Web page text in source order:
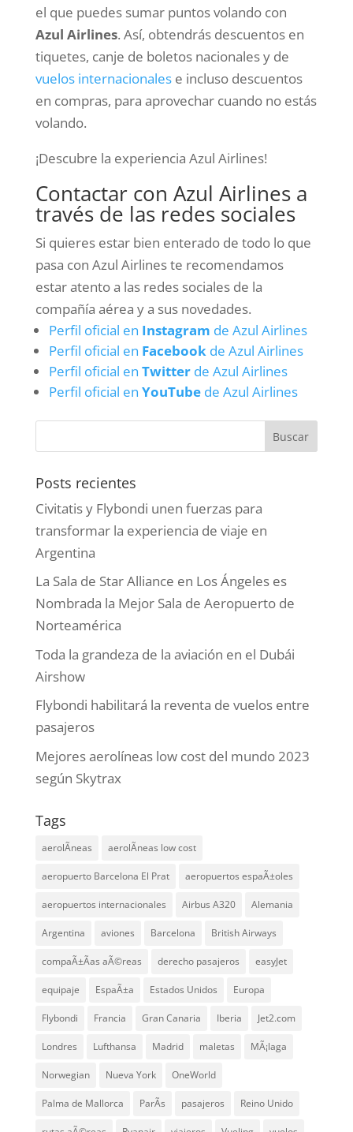
el que puedes sumar puntos volando con
Azul Airlines. Así, obtendrás descuentos en
tiquetes, canje de boletos nacionales y de
vuelos internacionalese incluso descuentos
en compras, para aprovechar cuando no estás
volando.
¡Descubre la experiencia Azul Airlines!
Contactar con Azul Airlines a
través de las redes sociales
Si quieres estar bien enterado de todo lo que
pasa con Azul Airlines te recomendamos
estar atento a las redes sociales de la
compañía aérea y a sus novedades.
Perfil oficial en Instagram de Azul Airlines
Perfil oficial en Facebookde Azul Airlines
Perfil oficial en Twitterde Azul Airlines
Perfil oficial en YouTubede Azul Airlines
Posts recientes
Civitatis y Flybondi unen fuerzas para
transformar la experiencia de viaje en
Argentina
La Sala de Star Alliance en Los Ángeles es
Nombrada la Mejor Sala de Aeropuerto de
Norteamérica
Toda la grandeza de la aviación en el Dubái
Airshow
Flybondi habilitará la reventa de vuelos entre
pasajeros
Mejores aerolíneas low cost del mundo 2023
según Skytrax
Tags
aerolÃ­neas aerolÃ­neas low cost
aeropuerto Barcelona El Prat aeropuertos espaÃ±oles
aeropuertos internacionales Airbus A320 Alemania
Argentina aviones Barcelona British Airways
compaÃ±Ã­as aÃ©reas derecho pasajeros easyJet
equipaje EspaÃ±a Estados Unidos Europa
Flybondi Francia Gran Canaria Iberia Jet2.com
Londres Lufthansa Madrid maletas MÃ¡laga
Norwegian Nueva York OneWorld
Palma de Mallorca ParÃ­s pasajeros Reino Unido